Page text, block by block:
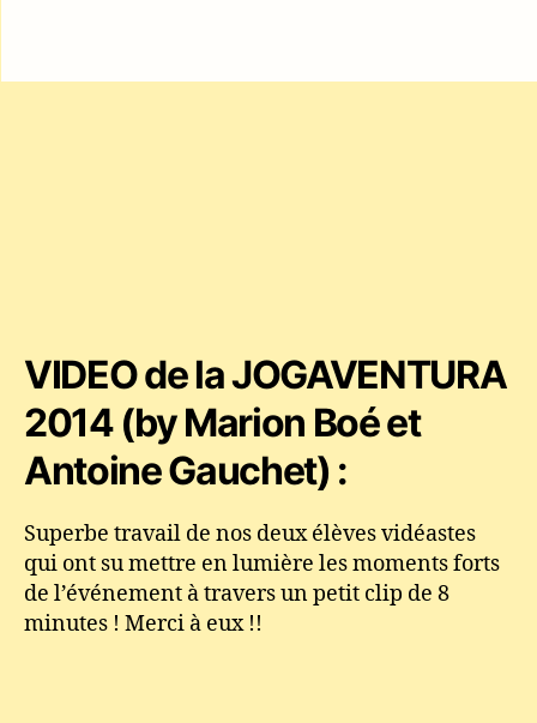
VIDEO de la JOGAVENTURA
2014 (by Marion Boé et
Antoine Gauchet) :
Superbe travail de nos deux élèves vidéastes
qui ont su mettre en lumière les moments forts
de l’événement à travers un petit clip de 8
minutes ! Merci à eux !!